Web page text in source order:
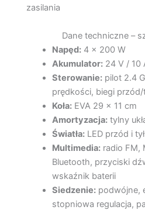
zasilania
Dane techniczne –
Napęd:4 × 200 W
Akumulator:24 V / 10
Sterowanie:pilot 2.4
prędkości, biegi
Koła:EVA 29 × 11 cm
Amortyzacja:tylny
Światła:LED przód i tył
Multimedia:radio FM,
Bluetooth, przyciski
wskaźnik baterii
Siedzenie:podwójne,
stopniowa regulacja,